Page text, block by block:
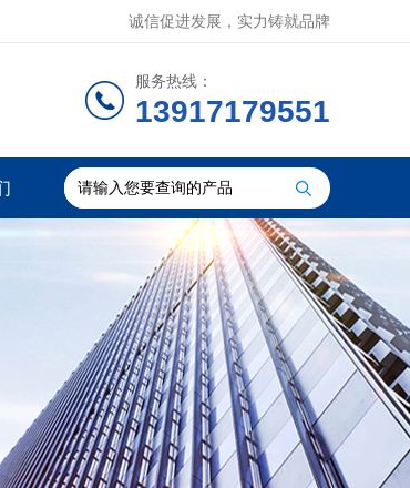
诚信促进发展，实力铸就品牌
服务热线：
13917179551